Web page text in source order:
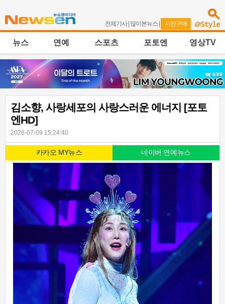
전체기사| 많이본뉴스 | 사진구매
뉴스 연예 스포츠 포토엔 영상TV
김소향, 사랑세포의 사랑스러운 에너지 [포토
엔HD]
2026-07-09 15:24:40
카카오 MY뉴스 네이버 연예뉴스